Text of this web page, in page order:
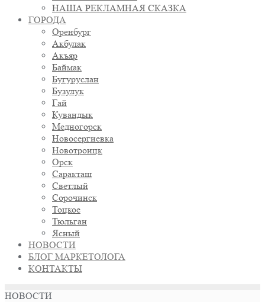
НАША РЕКЛАМНАЯ СКАЗКА
ГОРОДА
Оренбург
Акбулак
Акъяр
Баймак
Бугуруслан
Бузулук
Гай
Кувандык
Медногорск
Новосергиевка
Новотроицк
Орск
Саракташ
Светлый
Сорочинск
Тоцкое
Тюльган
Ясный
НОВОСТИ
БЛОГ МАРКЕТОЛОГА
КОНТАКТЫ
НОВОСТИ